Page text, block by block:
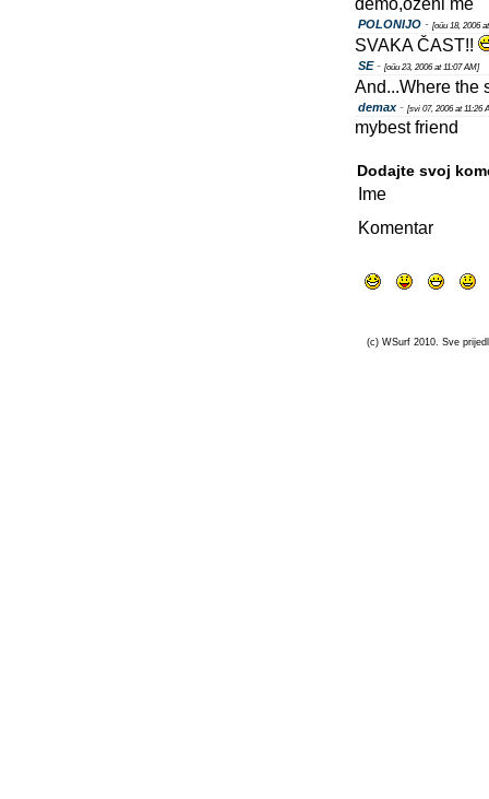
demo,oženi me
POLONIJO - [oűu 18, 2006
SVAKA ČAST!!
SE- [oűu 23, 2006 at 11:07 AM]
And...Where the
demax- [svi 07, 2006 at 11:26
mybest friend
Dodajte svoj
Ime
Komentar
(c) WSurf 2010. Sve